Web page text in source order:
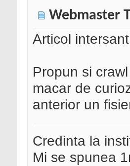
Webmaster
Articol
Propun si
macar de
anterior un
Credinta la
Mi se spunea